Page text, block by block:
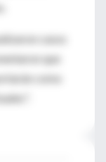
casos
que
como